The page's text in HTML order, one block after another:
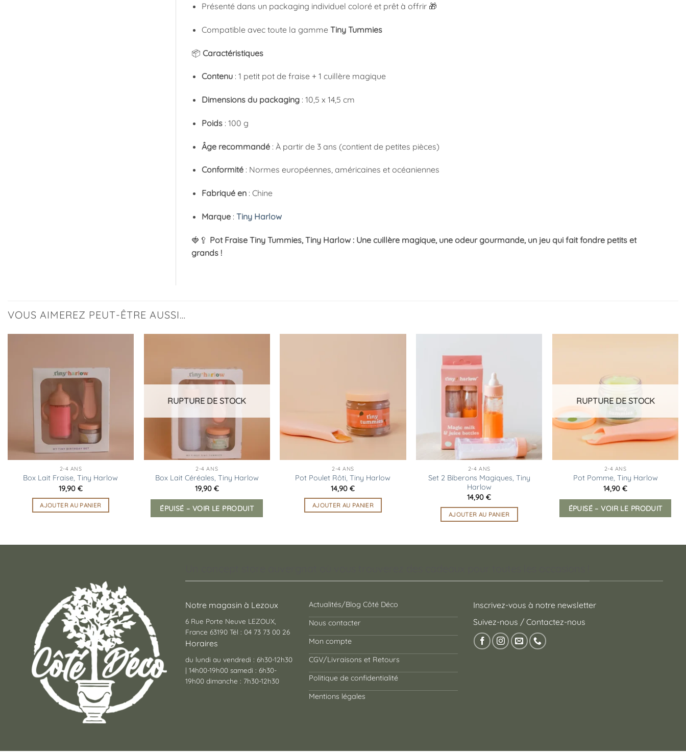
Présenté dans un packaging individuel coloré et prêt à offrir 🎁
Compatible avec toute la gammeTiny Tummies
📦 Caractéristiques
Contenu : 1 petit pot de fraise + 1 cuillère magique
Dimensions du packaging : 10,5 x 14,5 cm
Poids : 100 g
Âge recommandé : À partir de 3 ans (contient de petites pièces)
Conformité : Normes européennes, américaines et océaniennes
Fabriqué en : Chine
Marque :Tiny Harlow
🍓🥄 Pot Fraise Tiny Tummies, Tiny Harlow : Une cuillère magique, une odeur gourmande, un jeu qui fait fondre petits et
grands !
VOUS AIMEREZ PEUT-ÊTRE AUSSI…
à la
2-4 ANS
Box Lait Fraise, Tiny Harlow
19,90 €
AJOUTER AU PANIER
d’envies
RUPTURE DE STOCK
2-4 ANS
Box Lait Céréales, Tiny Harlow
19,90 €
ÉPUISÉ – VOIR LE PRODUIT
2-4 ANS
Pot Poulet Rôti, Tiny Harlow
14,90€
AJOUTER AU PANIER
2-4 ANS
Set 2 Biberons Magiques, Tiny
Harlow
14,90€
AJOUTER AU PANIER
d’envies
RUPTURE DE STOCK
2-4 ANS
Pot Pomme, Tiny Harlow
14,90€
ÉPUISÉ – VOIR LE PRODUIT
Notre magasin à Lezoux
6 Rue Porte Neuve LEZOUX,
France 63190 Tél : 04 73 73 00 26
Horaires
du lundi au vendredi : 6h30-12h30
| 14h00-19h00 samedi : 6h30-
19h00 dimanche : 7h30-12h30
Actualités/Blog Côté Déco
Nous contacter
Mon compte
CGV/Livraisons et Retours
Politique de confidentialité
Mentions légales
Inscrivez-vous à notre newsletter
Suivez-nous / Contactez-nous